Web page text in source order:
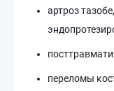
артроз
переломы